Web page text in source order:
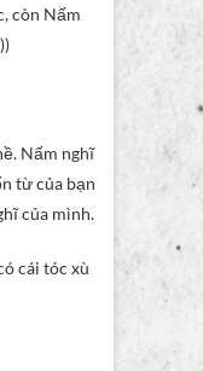
còn Nấm
Nấm nghĩ
từ của bạn
của mình.
cái tóc xù